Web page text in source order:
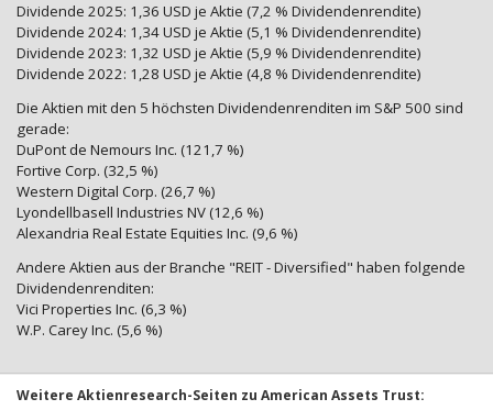
Dividende 2025: 1,36 USD je Aktie (7,2 % Dividendenrendite)
Dividende 2024: 1,34 USD je Aktie (5,1 % Dividendenrendite)
Dividende 2023: 1,32 USD je Aktie (5,9 % Dividendenrendite)
Dividende 2022: 1,28 USD je Aktie (4,8 % Dividendenrendite)
Die Aktien mit den 5 höchsten Dividendenrenditen im S&P 500 sind
gerade:
DuPont de Nemours Inc. (121,7 %)
Fortive Corp. (32,5 %)
Western Digital Corp. (26,7 %)
Lyondellbasell Industries NV (12,6 %)
Alexandria Real Estate Equities Inc. (9,6 %)
Andere Aktien aus der Branche "REIT - Diversified" haben folgende
Dividendenrenditen:
Vici Properties Inc. (6,3 %)
W.P. Carey Inc. (5,6 %)
Weitere Aktienresearch-Seiten zu American Assets Trust: